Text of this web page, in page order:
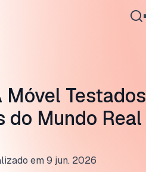
Testados
do Mundo Real
em9 jun. 2026
dos agentes de IA
IA móvel
móvel
para agentes de IA